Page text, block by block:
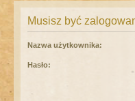
Musisz być
Nazwa użytkownika:
Hasło: